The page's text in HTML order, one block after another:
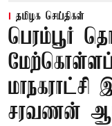
தமிழக செய்திகள்
பெரம்பூர்
சரவணன்